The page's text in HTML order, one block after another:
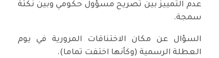
عدم التمييز بين تصريح مسؤول حكومي وبين نكتة
سمجة.
السؤال عن مكان الاختناقات المرورية في يوم
العطلة الرسمية (وكأنها اختفت تماما).